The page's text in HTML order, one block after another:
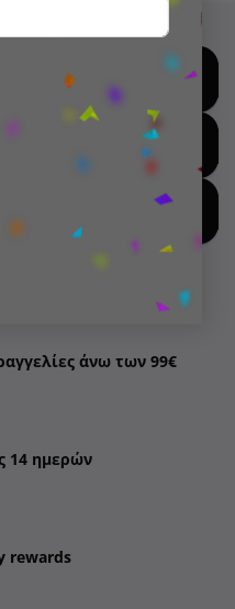
άνω των 99€
14 ημερών
rewards